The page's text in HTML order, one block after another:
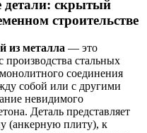
детали: скрытый
строительстве
из металла — это
производства стальных
соединения
собой или с другими
невидимого
Деталь представляет
(анкерную плиту), к